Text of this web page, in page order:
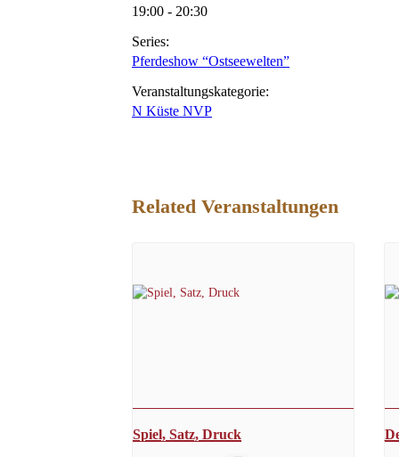
19:00 - 20:30
Series:
Pferdeshow “Ostseewelten”
Veranstaltungskategorie:
N Küste NVP
Related Veranstaltungen
Spiel, Satz, Druck